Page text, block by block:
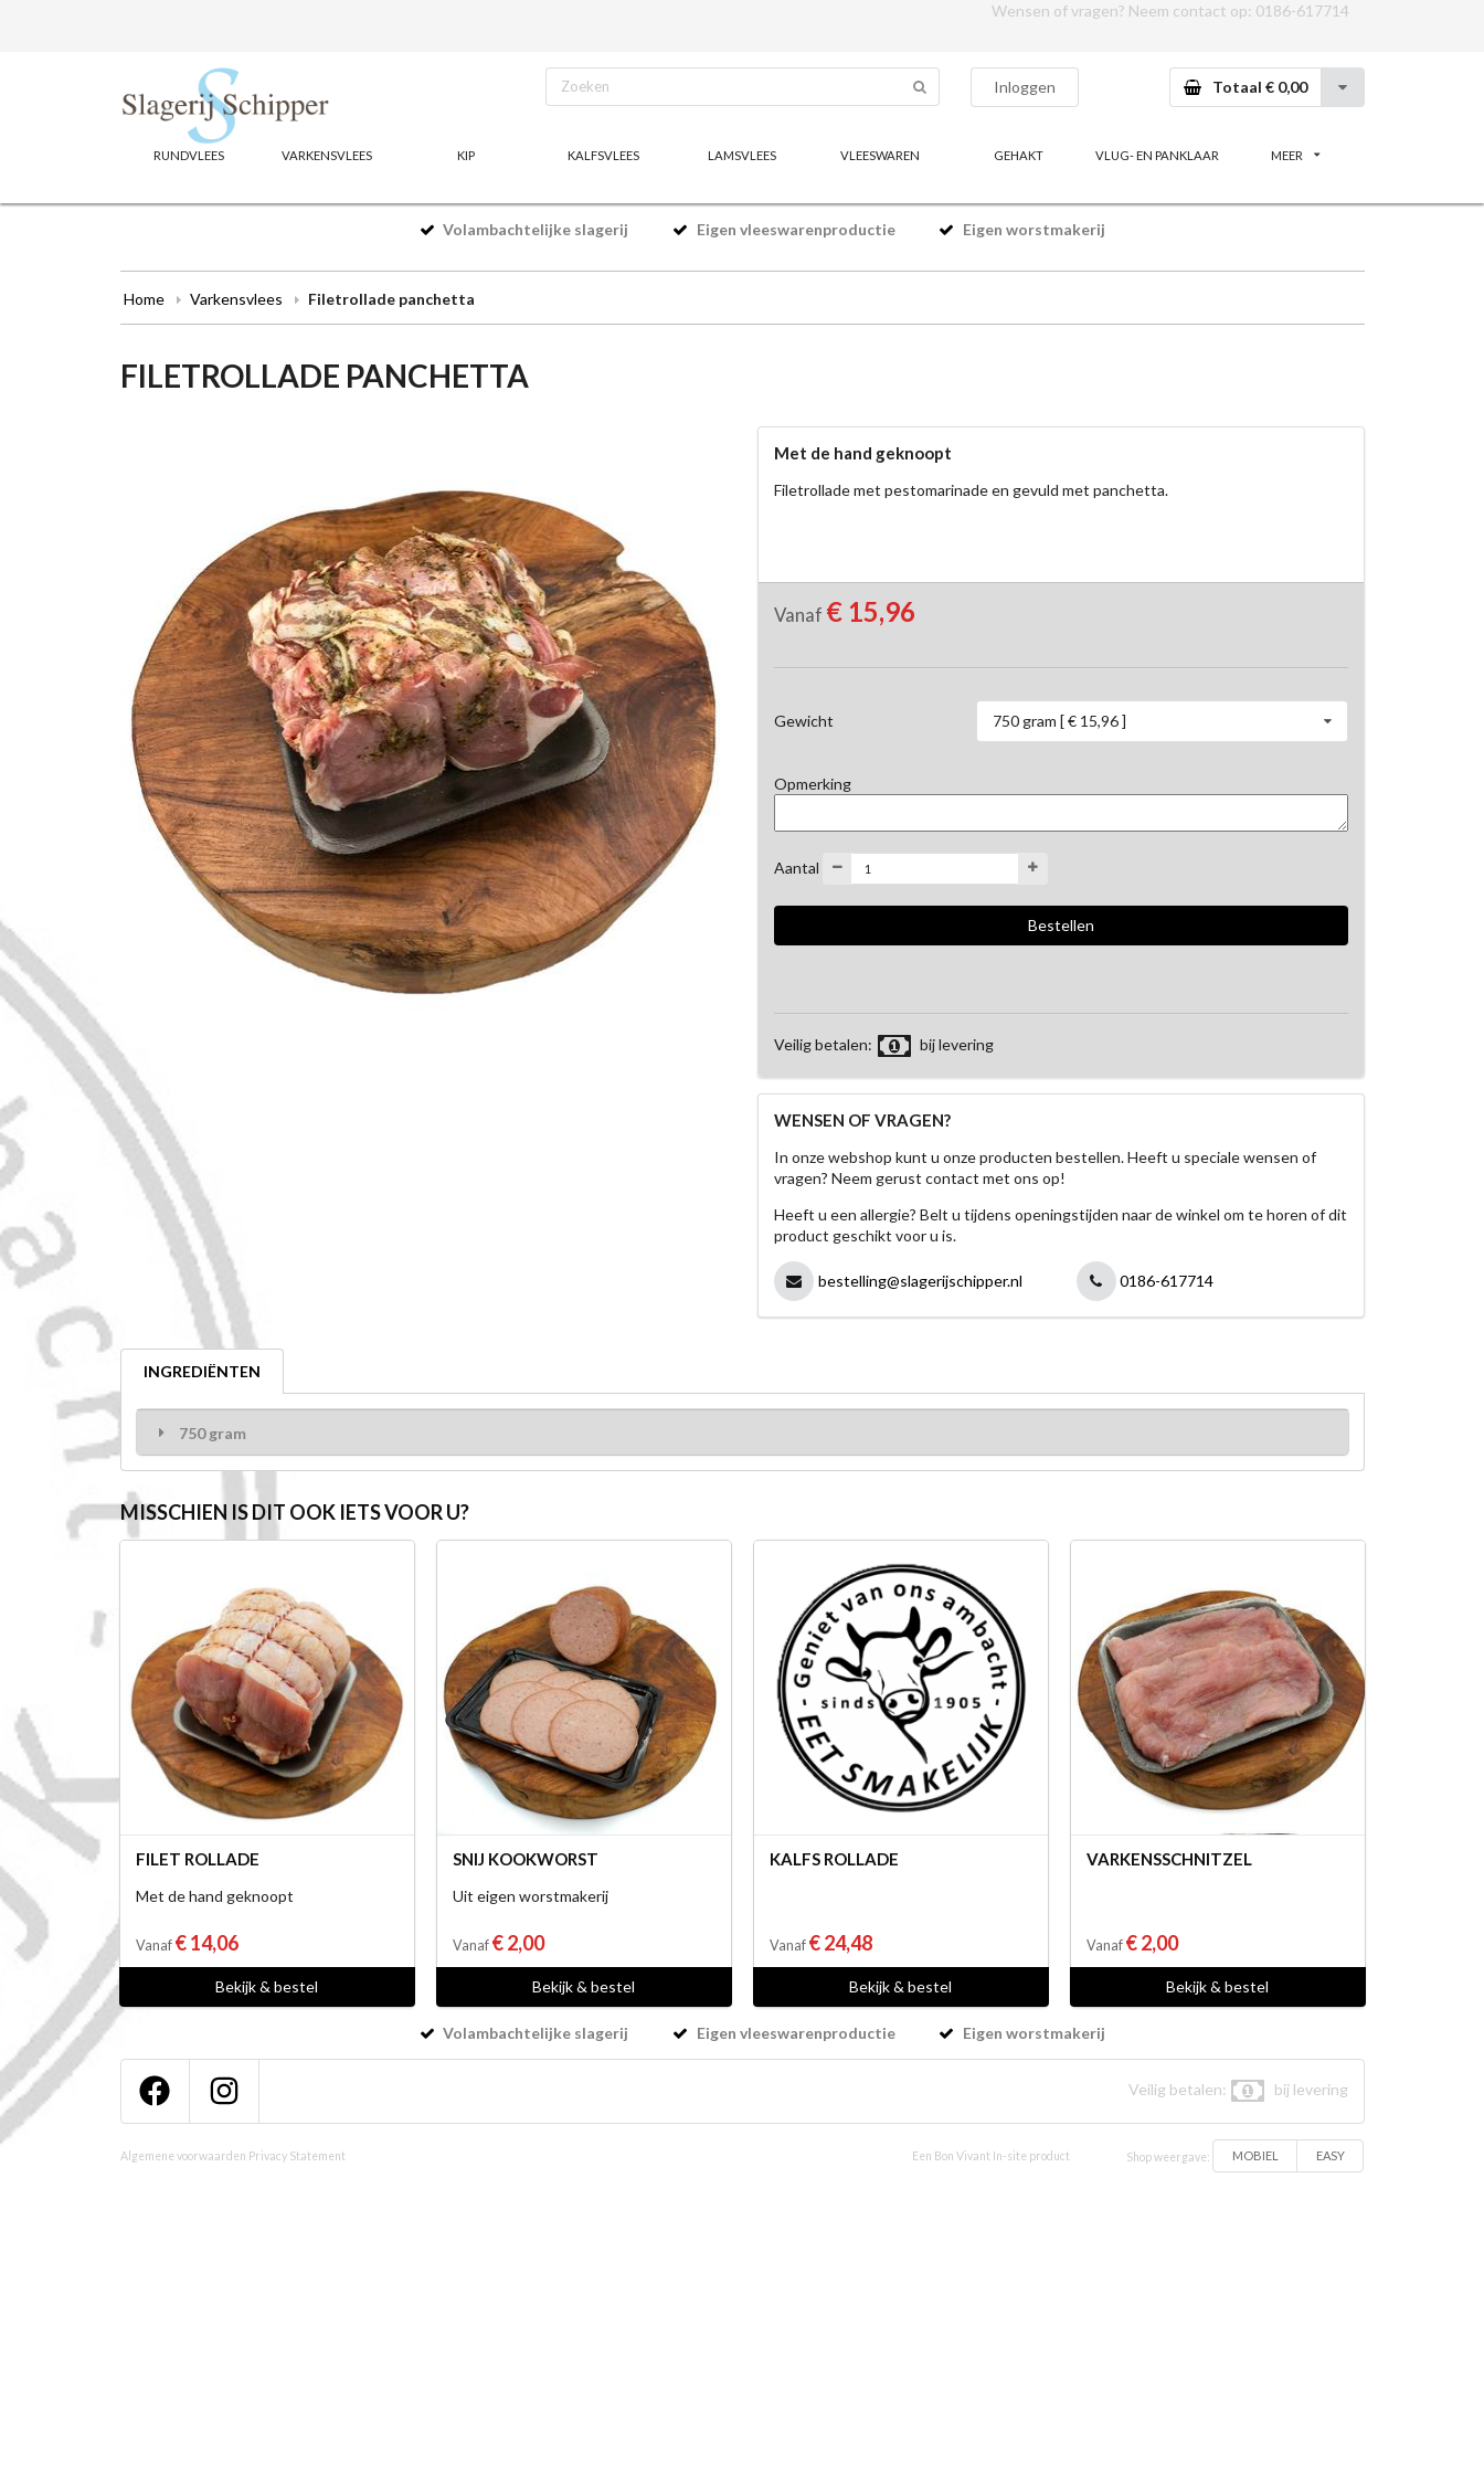
Wensen of vragen? Neem contact op: 0186-617714
Inloggen Totaal € 0,00
RUNDVLEES VARKENSVLEES KIP KALFSVLEES LAMSVLEES VLEESWAREN GEHAKT VLUG- EN PANKLAAR MEER
Volambachtelijke slagerij Eigen vleeswarenproductie Eigen worstmakerij
Home Varkensvlees Filetrollade panchetta
FILETROLLADE PANCHETTA
Met de hand geknoopt
Filetrollade met pestomarinade en gevuld met panchetta.
Vanaf € 15,96
Gewicht 750 gram [ € 15,96 ]
Opmerking
Aantal
Veilig betalen: bij levering
WENSEN OF VRAGEN?
In onze webshop kunt u onze producten bestellen. Heeft u speciale wensen of
vragen? Neem gerust contact met ons op!
Heeft u een allergie? Belt u tijdens openingstijden naar de winkel om te horen of dit
product geschikt voor u is.
bestelling@slagerijschipper.nl 0186-617714
INGREDIËNTEN
750 gram
MISSCHIEN IS DIT OOK IETS VOOR U?
FILET ROLLADE
Met de hand geknoopt
Vanaf € 14,06
Bekijk & bestel
SNIJ KOOKWORST
Uit eigen worstmakerij
Vanaf € 2,00
Bekijk & bestel
KALFS ROLLADE
Vanaf € 24,48
Bekijk & bestel
VARKENSSCHNITZEL
Vanaf € 2,00
Bekijk & bestel
Volambachtelijke slagerij Eigen vleeswarenproductie Eigen worstmakerij
Veilig betalen: bij levering
Algemene voorwaarden Privacy Statement Een Bon Vivant In-site product Shop weergave: MOBIEL EASY